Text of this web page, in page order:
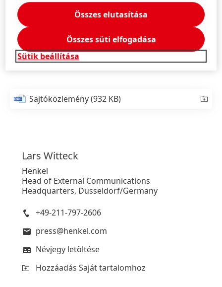
Ezt a dokumentumot csak tájékoztatási célból bocsátották
ki, és nem célja befektetési tanácsadás, vagy
értékpapírokra vonatkozó eladási ajánlat, vagy vételi
ajánlat kérése.
Sajtóközlemény(932 KB)
Lars Witteck
Henkel
Head of External Communications
Headquarters, Düsseldorf/Germany
+49-211-797-2606
press@henkel.com
Névjegy letöltése
Hozzáadás Saját tartalomhoz
Sütik beállítása
Összes elutasítása
Összes süti elfogadása